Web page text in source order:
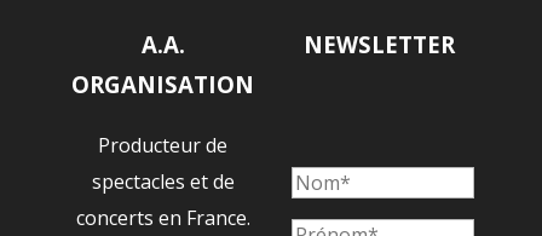
A.A.
ORGANISATION
Producteur de
spectacles et de
concerts en France.
NEWSLETTER